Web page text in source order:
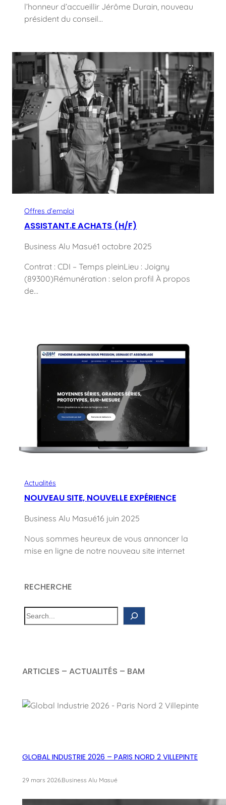
l’honneur d’accueillir Jérôme Durain, nouveau
président du conseil…
Offres d’emploi
ASSISTANT.E ACHATS (H/F)
Business Alu Masué1 octobre 2025
Contrat : CDI – Temps pleinLieu : Joigny
(89300)Rémunération : selon profil À propos
de…
Actualités
NOUVEAU SITE, NOUVELLE EXPÉRIENCE
Business Alu Masué16 juin 2025
Nous sommes heureux de vous annoncer la
mise en ligne de notre nouveau site internet
RECHERCHE
S
e
h
ARTICLES – ACTUALITÉS – BAM
GLOBAL INDUSTRIE 2026 – PARIS NORD 2 VILLEPINTE
29 mars 2026.Business Alu Masué